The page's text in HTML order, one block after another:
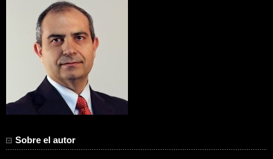
Sobre el autor